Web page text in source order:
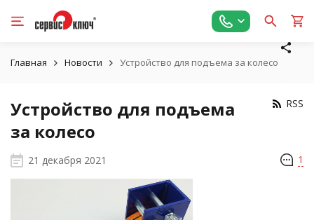
Главная Новости Устройство для подъема за колесо
Устройство для подъема
за колесо
RSS
21 декабря 2021